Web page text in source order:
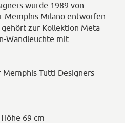
wurde 1989 von
Milano entworfen.
gehört zur Kollektion Meta
Wandleuchte mit
Tutti Designers
69 cm